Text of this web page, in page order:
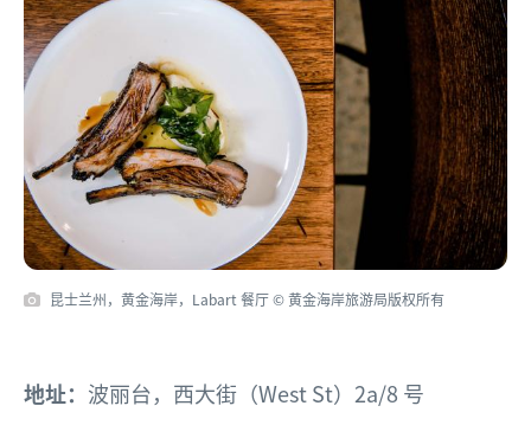
昆士兰州，黄金海岸，Labart 餐厅 © 黄金海岸旅游局版权所有
地址： 波丽台，西大街（West St）2a/8 号